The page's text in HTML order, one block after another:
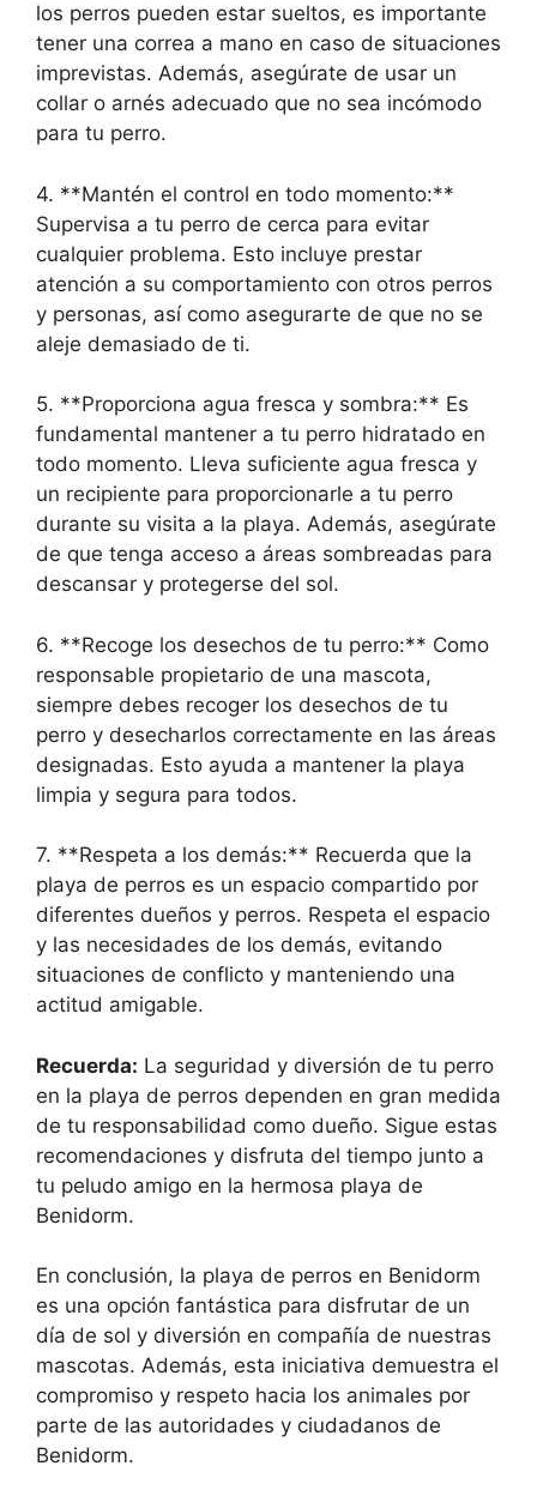
los perros pueden estar sueltos, es importante
tener una correa a mano en caso de situaciones
imprevistas. Además, asegúrate de usar un
collar o arnés adecuado que no sea incómodo
para tu perro.
4. **Mantén el control en todo momento:**
Supervisa a tu perro de cerca para evitar
cualquier problema. Esto incluye prestar
atención a su comportamiento con otros perros
y personas, así como asegurarte de que no se
aleje demasiado de ti.
5. **Proporciona agua fresca y sombra:** Es
fundamental mantener a tu perro hidratado en
todo momento. Lleva suficiente agua fresca y
un recipiente para proporcionarle a tu perro
durante su visita a la playa. Además, asegúrate
de que tenga acceso a áreas sombreadas para
descansar y protegerse del sol.
6. **Recoge los desechos de tu perro:** Como
responsable propietario de una mascota,
siempre debes recoger los desechos de tu
perro y desecharlos correctamente en las áreas
designadas. Esto ayuda a mantener la playa
limpia y segura para todos.
7. **Respeta a los demás:** Recuerda que la
playa de perros es un espacio compartido por
diferentes dueños y perros. Respeta el espacio
y las necesidades de los demás, evitando
situaciones de conflicto y manteniendo una
actitud amigable.
Recuerda: La seguridad y diversión de tu perro
en la playa de perros dependen en gran medida
de tu responsabilidad como dueño. Sigue estas
recomendaciones y disfruta del tiempo junto a
tu peludo amigo en la hermosa playa de
Benidorm.
En conclusión, la playa de perros en Benidorm
es una opción fantástica para disfrutar de un
día de sol y diversión en compañía de nuestras
mascotas. Además, esta iniciativa demuestra el
compromiso y respeto hacia los animales por
parte de las autoridades y ciudadanos de
Benidorm.